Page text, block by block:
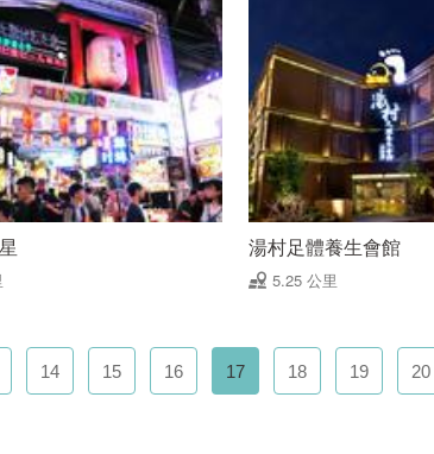
湯村足體養生會館
5.25 公里
14 15 16 17 18 19 20